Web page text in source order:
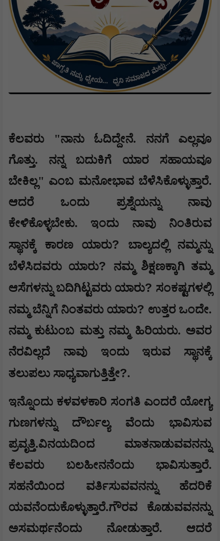
ಕೆಲವರು "ನಾನು ಓದಿದ್ದೇನೆ. ನನಗೆ ಎಲ್ಲವೂ
ಗೊತ್ತು. ನನ್ನ ಬದುಕಿಗೆ ಯಾರ ಸಹಾಯವೂ
ಬೇಕಿಲ್ಲ" ಎಂಬ ಮನೋಭಾವ ಬೆಳೆಸಿಕೊಳ್ಳುತ್ತಾರೆ.
ಆದರೆ ಒಂದು ಪ್ರಶ್ನೆಯನ್ನು ನಾವು
ಕೇಳಿಕೊಳ್ಳಬೇಕು. ಇಂದು ನಾವು ನಿಂತಿರುವ
ಸ್ಥಾನಕ್ಕೆ ಕಾರಣ ಯಾರು? ಬಾಲ್ಯದಲ್ಲಿ ನಮ್ಮನ್ನು
ಬೆಳೆಸಿದವರು ಯಾರು? ನಮ್ಮ ಶಿಕ್ಷಣಕ್ಕಾಗಿ ತಮ್ಮ
ಆಸೆಗಳನ್ನು ಬದಿಗಿಟ್ಟವರು ಯಾರು? ಸಂಕಷ್ಟಗಳಲ್ಲಿ
ನಮ್ಮ ಬೆನ್ನಿಗೆ ನಿಂತವರು ಯಾರು? ಉತ್ತರ ಒಂದೇ.
ನಮ್ಮ ಕುಟುಂಬ ಮತ್ತು ನಮ್ಮ ಹಿರಿಯರು. ಅವರ
ನೆರವಿಲ್ಲದೆ ನಾವು ಇಂದು ಇರುವ ಸ್ಥಾನಕ್ಕೆ
ತಲುಪಲು ಸಾಧ್ಯವಾಗುತ್ತಿತ್ತೇ?.
ಇನ್ನೊಂದು ಕಳವಳಕಾರಿ ಸಂಗತಿ ಎಂದರೆ ಯೋಗ್ಯ
ಗುಣಗಳನ್ನು ದೌರ್ಬಲ್ಯ ವೆಂದು ಭಾವಿಸುವ
ಪ್ರವೃತ್ತಿ.ವಿನಯದಿಂದ ಮಾತನಾಡುವವನನ್ನು
ಕೆಲವರು ಬಲಹೀನನೆಂದು ಭಾವಿಸುತ್ತಾರೆ.
ಸಹನೆಯಿಂದ ವರ್ತಿಸುವವನನ್ನು ಹೆದರಿಕೆ
ಯವನೆಂದುಕೊಳ್ಳುತ್ತಾರೆ.ಗೌರವ ಕೊಡುವವನನ್ನು
ಅಸಮರ್ಥನೆಂದು ನೋಡುತ್ತಾರೆ. ಆದರೆ